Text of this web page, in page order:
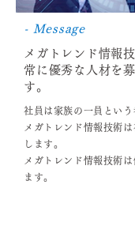
- Message
メガトレンド情報技
常に優秀な人材を
す。
社員は家族の一員という
メガトレンド情報技術
します。
メガトレンド情報技術
ます。